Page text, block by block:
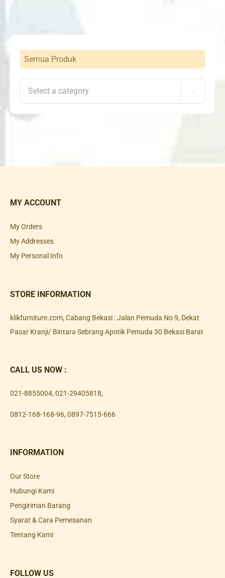
Semua Produk

MY ACCOUNT
My Orders
My Addresses
My Personal Info
STORE INFORMATION
klikfurniture.com, Cabang Bekasi : Jalan Pemuda No 9, Dekat
Pasar Kranji/ Bintara Sebrang Apotik Pemuda 30 Bekasi Barat
CALL US NOW :
021-8855004, 021-29405818,
0812-168-168-96, 0897-7515-666
INFORMATION
Our Store
Hubungi Kami
Pengiriman Barang
Syarat & Cara Pemesanan
Tentang Kami
FOLLOW US